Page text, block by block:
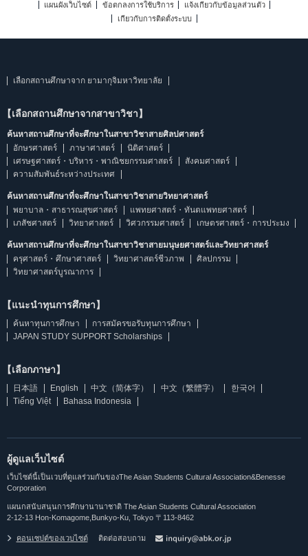
แผนผังเว็บไซต์
ข้อตกลงการใช้บริการ
แจ้งเกี่ยวกับข้อมูลส่วนตัว
เกี่ยวกับการติดตั้งระบบ
เลือกสถานศึกษาจาก ยามากุจิมหาวิทยาลัย
【เลือกสถานศึกษาจากสาขาวิชา】
ค้นหาสถานศึกษาที่จะศึกษาในสาขาวิชาสายศิลปศาสตร์
อักษรศาสตร์
ภาษาศาสตร์
นิติศาสตร์
เศรษฐศาสตร์・บริหาร・พาณิชยกรรมศาสตร์
สังคมศาสตร์
ความสัมพันธ์ระหว่างประเทศ
ค้นหาสถานศึกษาที่จะศึกษาในสาขาวิชาสายวิทยาศาสตร์
พยาบาล・สาธารณสุขศาสตร์
แพทยศาสตร์・ทันตแพทยศาสตร์
เภสัชศาสตร์
วิทยาศาสตร์ วิศวกรรมศาสตร์ เกษตรศาสตร์・การประมง
ค้นหาสถานศึกษาที่จะศึกษาในสาขาวิชาสายมนุษยศาสตร์และวิทยาศาสตร์
ครุศาสตร์・ศึกษาศาสตร์
วิทยาศาสตร์ชีวภาพ
ศิลปกรรม
วิทยาศาสตร์บูรณาการ
【แนะนำทุนการศึกษา】
ค้นหาทุนการศึกษา
การสมัครขอรับทุนการศึกษา
JAPAN STUDY SUPPORT Scholarships
【เลือกภาษา】
日本語 English 中文（简体字） 中文（繁體字）
한국어
Tiếng Việt
Bahasa Indonesia
ผู้ดูแลเว็บไซต์
เว็บไซต์นี้เป็นเวบที่ดูแลร่วมกันของThe Asian Students Cultural Association&Benesse
Corporation
แผนกสนับสนุนการศึกษานานาชาติ The Asian Students Cultural Association
2-12-13 Hon-Komagome,Bunkyo-Ku, Tokyo 〒113-8462
คอนเซปต์ของเวบไซต์ ติดต่อสอบถาม